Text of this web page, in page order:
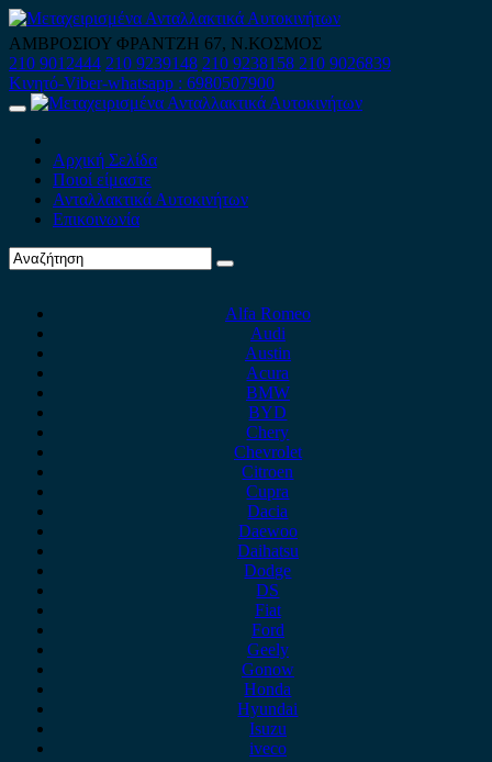
Skip
to
content
ΑΜΒΡΟΣΙΟΥ ΦΡΑΝΤΖΗ 67, Ν.ΚΟΣΜΟΣ
210 9012444 210 9239148 210 9238158 210 9026839
Κινητό-Viber-whatsapp : 6980507900
Primary
Αρχική Σελίδα
Ποιοί είμαστε
Ανταλλακτικά Αυτοκινήτων
Επικοινωνία
Alfa Romeo
Audi
Austin
Acura
BMW
BYD
Chery
Chevrolet
Citroen
Cupra
Dacia
Daewoo
Daihatsu
Dodge
DS
Fiat
Ford
Geely
Gonow
Honda
Hyundai
Isuzu
iveco